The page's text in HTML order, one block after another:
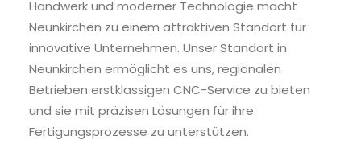
Handwerk und moderner Technologie macht
Neunkirchen zu einem attraktiven Standort für
innovative Unternehmen. Unser Standort in
Neunkirchen ermöglicht es uns, regionalen
Betrieben erstklassigen CNC-Service zu bieten
und sie mit präzisen Lösungen für ihre
Fertigungsprozesse zu unterstützen.